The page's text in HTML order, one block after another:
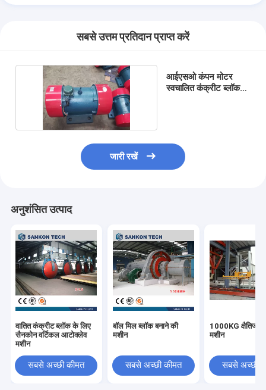
सबसे उत्तम प्रतिदान प्राप्त करें
आईएसओ कंपन मोटर
स्वचालित कंक्रीट ब्लॉक
जारी रखें
अनुशंसित उत्पाद
वातित कंक्रीट ब्लॉक के लिए
सैनकोन वर्टिकल आटोक्लेव
मशीन
सबसे अच्छी कीमत
बॉल मिल ब्लॉक बनाने की
मशीन
सबसे अच्छी कीमत
1000KG क्षैतिज
मशीन
सबसे अच्छी